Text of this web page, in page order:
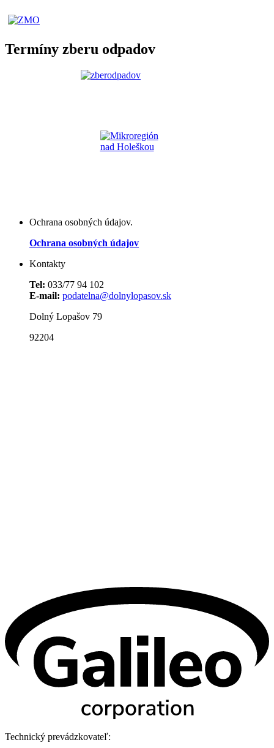
Termíny zberu odpadov
Ochrana osobných údajov.
Ochrana osobných údajov
Kontakty
Tel: 033/77 94 102
E-mail: podatelna@dolnylopasov.sk
Dolný Lopašov 79
92204
Technický prevádzkovateľ: